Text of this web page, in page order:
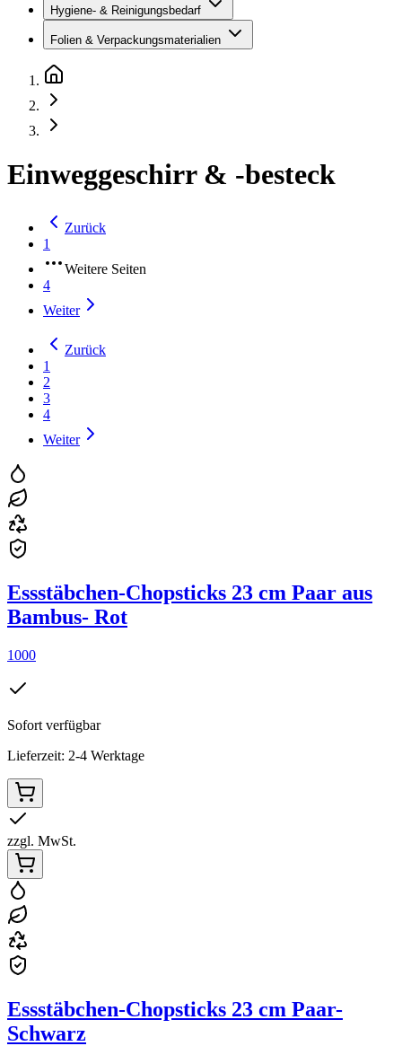
Hygiene- & Reinigungsbedarf
Folien & Verpackungsmaterialien
Einweggeschirr & -besteck
Zurück
1
Weitere Seiten
4
Weiter
Zurück
1
2
3
4
Weiter
Essstäbchen-Chopsticks 23 cm Paar aus
Bambus- Rot
1000
Sofort verfügbar
Lieferzeit: 2-4 Werktage
zzgl. MwSt.
Essstäbchen-Chopsticks 23 cm Paar-
Schwarz